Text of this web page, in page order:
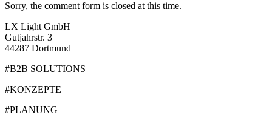
Sorry, the comment form is closed at this time.
LX Light GmbH
Gutjahrstr. 3
44287 Dortmund
#B2B SOLUTIONS
#KONZEPTE
#PLANUNG